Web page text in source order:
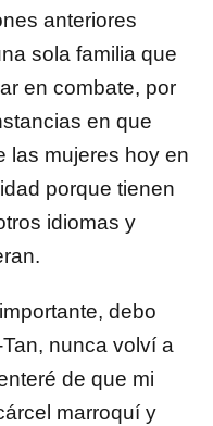
anteriores
sola familia que
en combate, por
en que
las mujeres hoy en
porque tienen
idiomas y
debo
nunca volví a
de que mi
marroquí y